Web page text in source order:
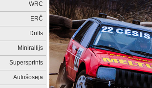
WRC
ERČ
Drifts
Minirallijs
Supersprints
Autošoseja